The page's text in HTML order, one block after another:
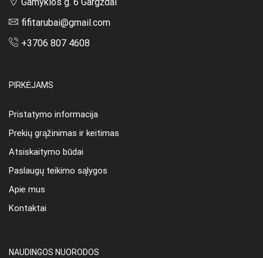
fifitarubai@gmail.com
+3706 807 4608
PIRKĖJAMS
Pristatymo informacija
Prekių grąžinimas ir keitimas
Atsiskaitymo būdai
Paslaugų teikimo sąlygos
Apie mus
Kontaktai
NAUDINGOS NUORODOS